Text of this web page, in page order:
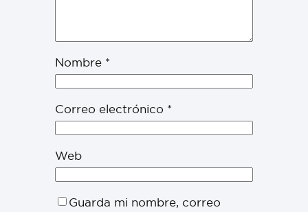
Nombre *
Correo electrónico *
Web
Guarda mi nombre, correo